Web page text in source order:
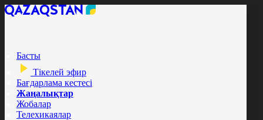
Басты
Тікелей эфир
Бағдарлама кестесі
Жаңалықтар
Жобалар
Телехикаялар